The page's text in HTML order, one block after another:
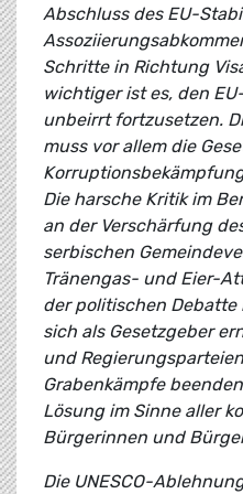
Abschluss des EU-
Schritte in Richtung
wichtiger ist es, den
unbeirrt fortzusetzen.
muss vor allem die
Die harsche Kritik im
an der Verschärfung
serbischen
Tränengas- und Eier-
der politischen Debatte
sich als Gesetzgeber
und
Grabenkämpfe
Lösung im Sinne aller
Bürgerinnen und
Die UNESCO-